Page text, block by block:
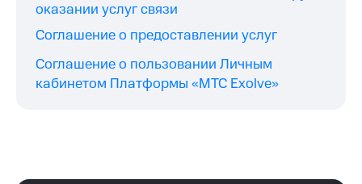
оказании услуг связи
Соглашение о предоставлении услуг
Соглашение о пользовании Личным
кабинетом Платформы «МТС Exolve»